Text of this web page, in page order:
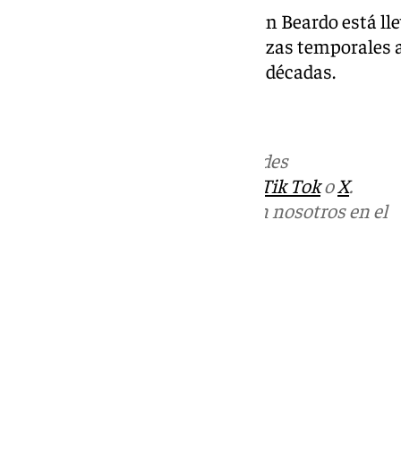
El equipo de Gobierno de Germán Beardo está
materia de estabilización de plazas
haya enfrentado en las últimas décadas.
en las redes
Tik TokoX.
Puedes ponerte en contacto con nosotros en el